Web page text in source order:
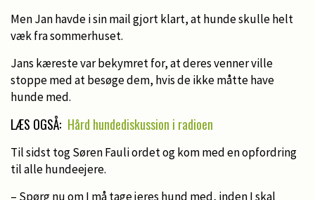
Men Jan havde i sin mail gjort klart, at hunde skulle helt
væk fra sommerhuset.
Jans kæreste var bekymret for, at deres venner ville
stoppe med at besøge dem, hvis de ikke måtte have
hunde med.
LÆS OGSÅ: Hård hundediskussion i radioen
Til sidst tog Søren Fauli ordet og kom med en opfordring
til alle hundeejere.
– Spørg nu om I må tage jeres hund med, inden I skal